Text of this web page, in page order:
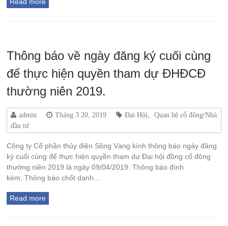
Thông báo về ngày đăng ký cuối cùng
để thực hiện quyền tham dự ĐHĐCĐ
thường niên 2019.
admin Tháng 3 20, 2019 Đại Hội
Quan hệ cổ đông/Nhà
đầu tư
Công ty Cổ phần thủy điện Sông Vàng kính thông báo ngày đăng
ký cuối cùng để thực hiện quyền tham dự Đại hội đồng cổ đông
thường niên 2019 là ngày 09/04/2019. Thông báo đính
kèm: Thông báo chốt danh…
Read more